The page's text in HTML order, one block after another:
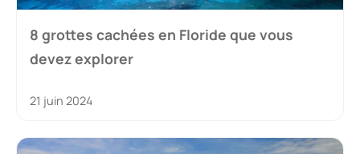
8 grottes cachées en Floride que vous
devez explorer
21 juin 2024